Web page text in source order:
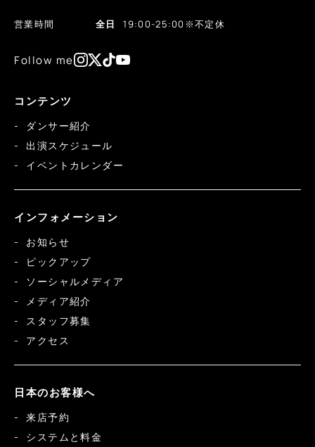
営業時間 全日 19:00-25:00 ※不定休
Follow me
コンテンツ
ダンサー紹介
出演スケジュール
イベントカレンダー
インフォメーション
お知らせ
ピックアップ
ソーシャルメディア
メディア紹介
スタッフ募集
アクセス
日本のお客様へ
来店予約
システムと料金